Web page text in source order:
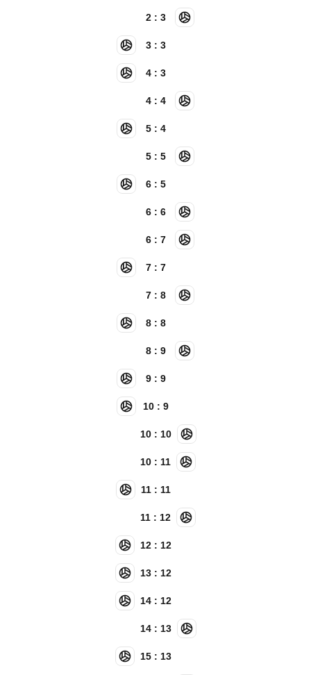
2 : 3
3 : 3
4 : 3
4 : 4
5 : 4
5 : 5
6 : 5
6 : 6
6 : 7
7 : 7
7 : 8
8 : 8
8 : 9
9 : 9
10 : 9
10 : 10
10 : 11
11 : 11
11 : 12
12 : 12
13 : 12
14 : 12
14 : 13
15 : 13